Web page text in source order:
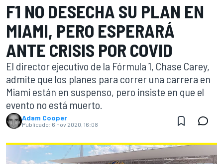
F1 NO DESECHA SU PLAN EN
MIAMI, PERO ESPERARÁ
ANTE CRISIS POR COVID
El director ejecutivo de la Fórmula 1, Chase Carey,
admite que los planes para correr una carrera en
Miami están en suspenso, pero insiste en que el
evento no está muerto.
Adam Cooper
Publicado: 6 nov 2020, 16:08